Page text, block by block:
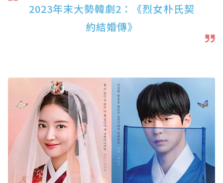
2023年末大勢韓劇2：《烈女朴氏契
約結婚傳》